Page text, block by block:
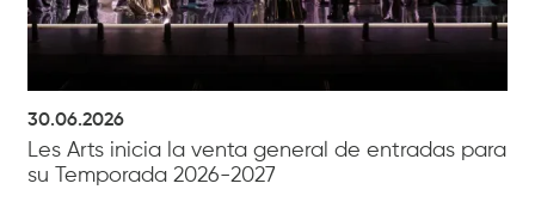
30.06.2026
Les Arts inicia la venta general de entradas para
su Temporada 2026-2027